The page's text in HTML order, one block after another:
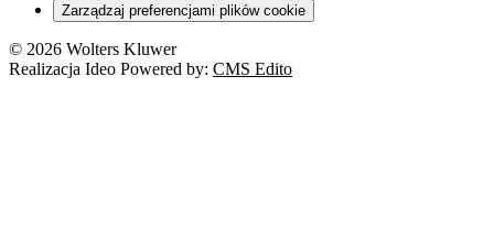
Zarządzaj preferencjami plików cookie
© 2026 Wolters Kluwer
Realizacja Ideo Powered by: CMS Edito